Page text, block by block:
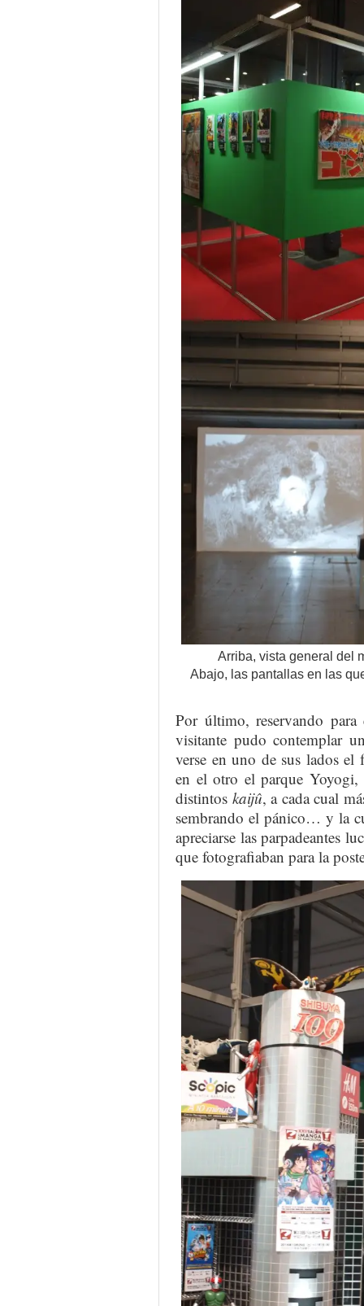
Arriba, vista general del
Abajo, las pantallas en las
Por último, reservando
visitante pudo contemplar
verse en uno de sus lados
en el otro el parque Yoyogi,
distintos kaijû, a cada cual
sembrando el pánico… y la
apreciarse las parpadeantes
que fotografiaban para la